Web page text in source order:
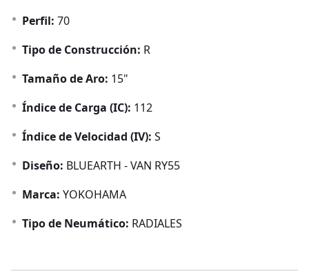
Perfil: 70
Tipo de Construcción: R
Tamaño de Aro: 15"
Índice de Carga (IC): 112
Índice de Velocidad (IV): S
Diseño: BLUEARTH - VAN RY55
Marca: YOKOHAMA
Tipo de Neumático: RADIALES